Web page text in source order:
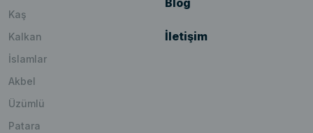
Kaş
Kalkan
İslamlar
Akbel
Üzümlü
Patara
Blog
İletişim